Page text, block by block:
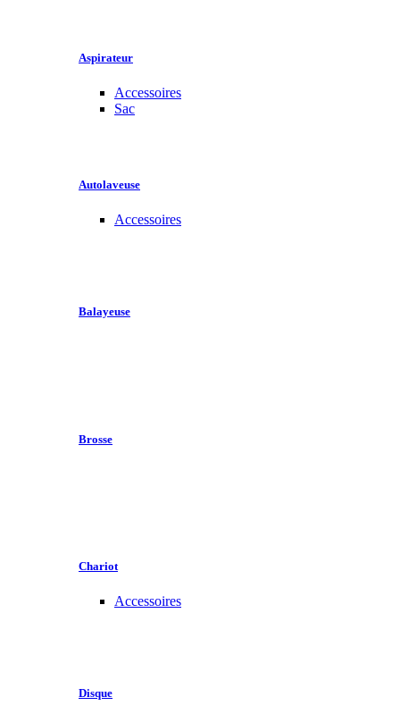
Aspirateur
Accessoires
Sac
Autolaveuse
Accessoires
Balayeuse
Brosse
Chariot
Accessoires
Disque